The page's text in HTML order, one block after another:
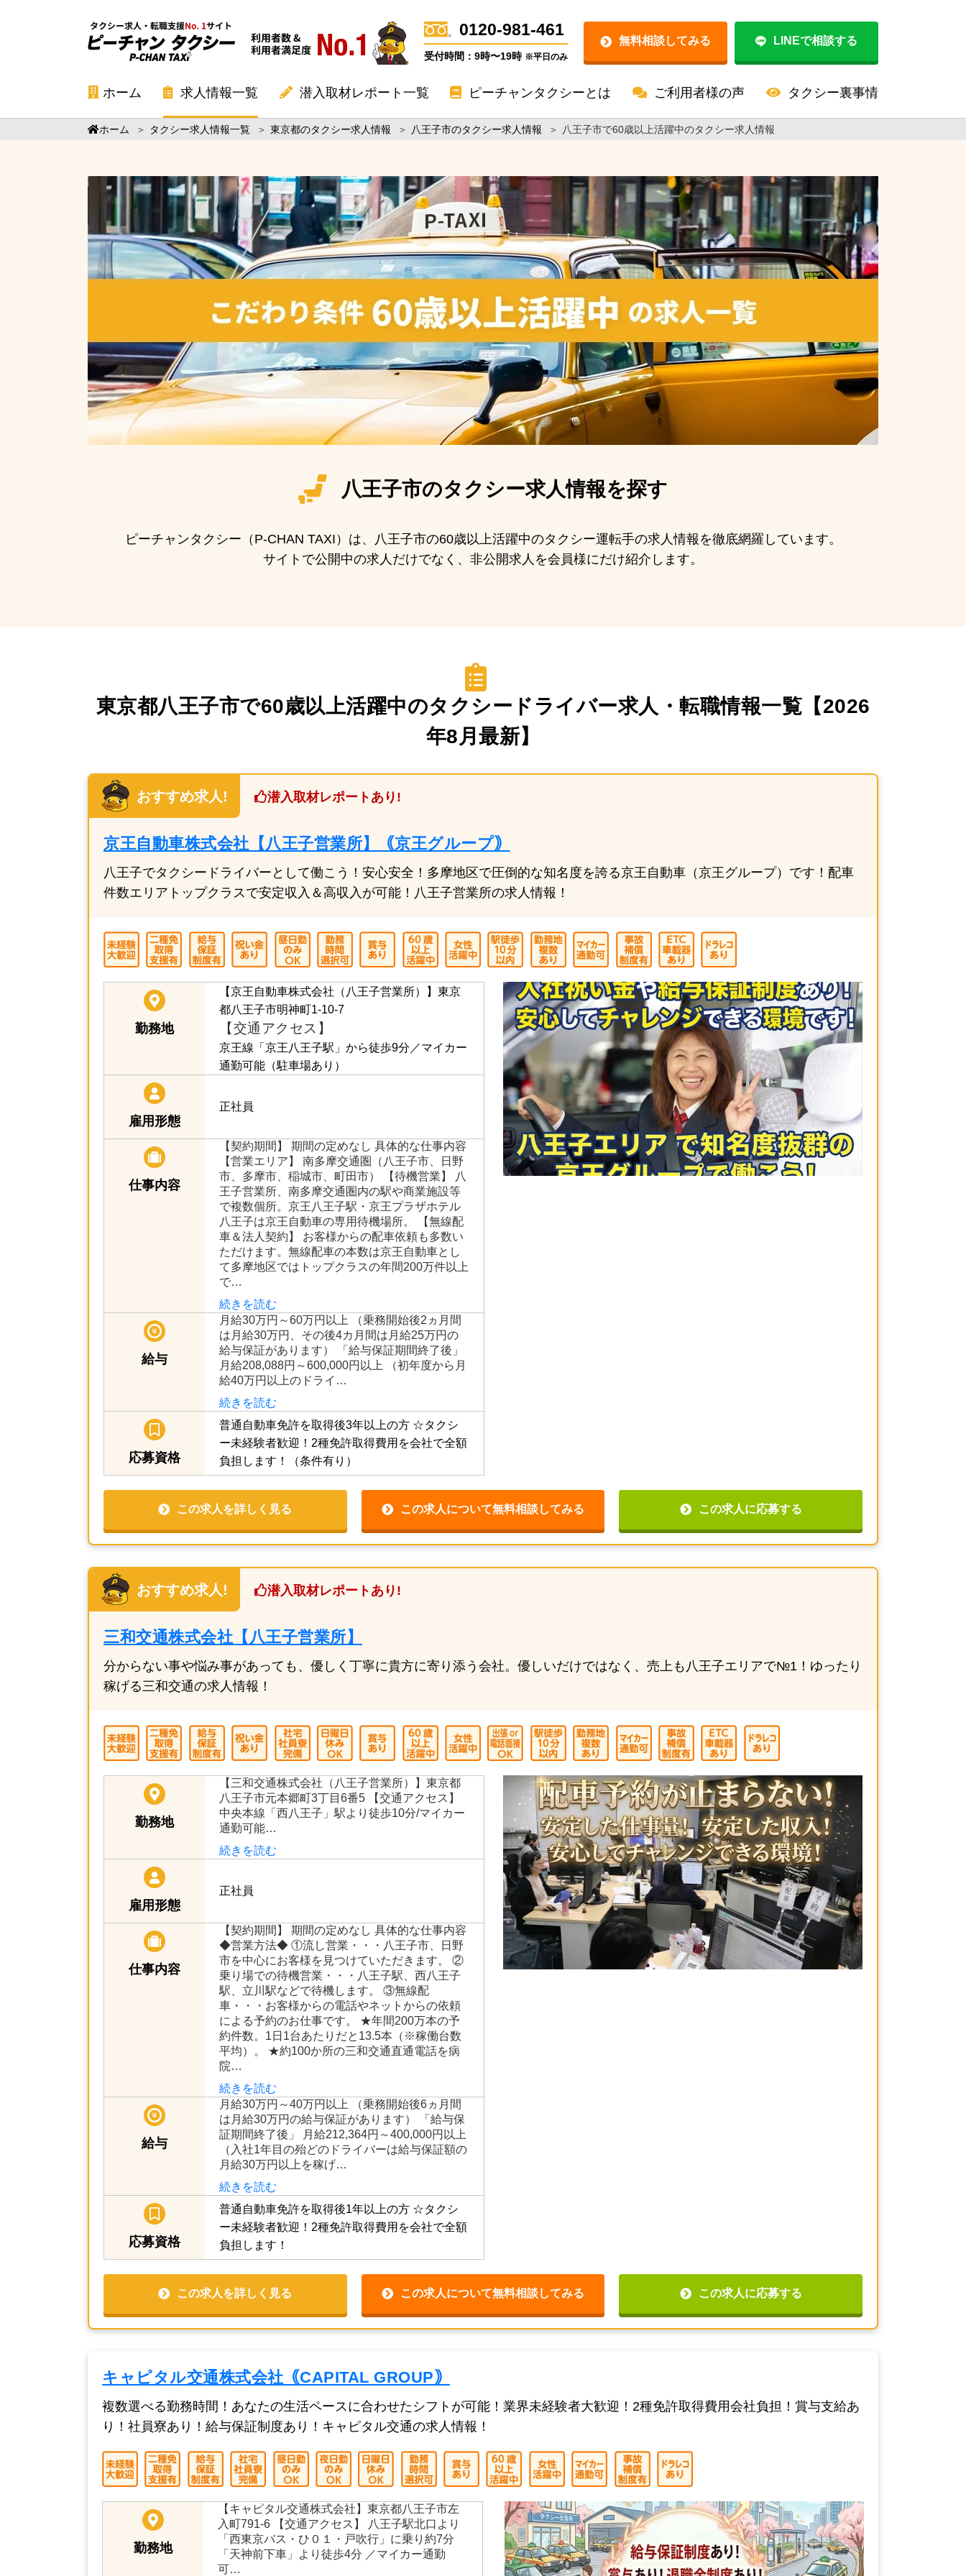
0120-981-461
受付時間：9時〜19時 ※平日のみ
無料相談してみる LINEで相談する
ホーム 求人情報一覧 潜入取材レポート一覧 ピーチャンタクシーとは ご利用者様の声 タクシー裏事情
ホーム ＞ タクシー求人情報一覧 ＞ 東京都のタクシー求人情報 ＞ 八王子市のタクシー求人情報 ＞ 八王子市で60歳以上活躍中のタクシー求人情報
八王子市のタクシー求人情報を探す
ピーチャンタクシー（P-CHAN TAXI）は、八王子市の60歳以上活躍中のタクシー運転手の求人情報を徹底網羅しています。
サイトで公開中の求人だけでなく、非公開求人を会員様にだけ紹介します。
東京都八王子市で60歳以上活躍中のタクシードライバー求人・転職情報一覧【2026
年8月最新】
おすすめ求人! 潜入取材レポートあり!
京王自動車株式会社【八王子営業所】｟京王グループ｠
八王子でタクシードライバーとして働こう！安心安全！多摩地区で圧倒的な知名度を誇る京王自動車（京王グループ）です！配車
件数エリアトップクラスで安定収入＆高収入が可能！八王子営業所の求人情報！
勤務地
【京王自動車株式会社（八王子営業所）】東京
都八王子市明神町1-10-7
【交通アクセス】
京王線「京王八王子駅」から徒歩9分／マイカー
通勤可能（駐車場あり）
雇用形態
正社員
仕事内容
【契約期間】 期間の定めなし 具体的な仕事内容
【営業エリア】 南多摩交通圏（八王子市、日野
市、多摩市、稲城市、町田市） 【待機営業】 八
王子営業所、南多摩交通圏内の駅や商業施設等
で複数個所。京王八王子駅・京王プラザホテル
八王子は京王自動車の専用待機場所。 【無線配
車＆法人契約】 お客様からの配車依頼も多数い
ただけます。無線配車の本数は京王自動車とし
て多摩地区ではトップクラスの年間200万件以上
で…
続きを読む
給与
月給30万円～60万円以上 （乗務開始後2ヵ月間
は月給30万円、その後4カ月間は月給25万円の
給与保証があります） 「給与保証期間終了後」
月給208,088円～600,000円以上 （初年度から月
給40万円以上のドライ…
続きを読む
応募資格
普通自動車免許を取得後3年以上の方 ☆タクシ
ー未経験者歓迎！2種免許取得費用を会社で全額
負担します！（条件有り）
この求人を詳しく見る この求人について無料相談してみる この求人に応募する
おすすめ求人! 潜入取材レポートあり!
三和交通株式会社【八王子営業所】
分からない事や悩み事があっても、優しく丁寧に貴方に寄り添う会社。優しいだけではなく、売上も八王子エリアで№1！ゆったり
稼げる三和交通の求人情報！
勤務地
【三和交通株式会社（八王子営業所）】東京都
八王子市元本郷町3丁目6番5 【交通アクセス】
中央本線「西八王子」駅より徒歩10分/マイカー
通勤可能…
続きを読む
雇用形態
正社員
仕事内容
【契約期間】 期間の定めなし 具体的な仕事内容
◆営業方法◆ ①流し営業・・・八王子市、日野
市を中心にお客様を見つけていただきます。 ②
乗り場での待機営業・・・八王子駅、西八王子
駅、立川駅などで待機します。 ③無線配
車・・・お客様からの電話やネットからの依頼
による予約のお仕事です。 ★年間200万本の予
約件数。1日1台あたりだと13.5本（※稼働台数
平均）。 ★約100か所の三和交通直通電話を病
院…
続きを読む
給与
月給30万円～40万円以上 （乗務開始後6ヵ月間
は月給30万円の給与保証があります） 「給与保
証期間終了後」 月給212,364円～400,000円以上
（入社1年目の殆どのドライバーは給与保証額の
月給30万円以上を稼げ…
続きを読む
応募資格
普通自動車免許を取得後1年以上の方 ☆タクシ
ー未経験者歓迎！2種免許取得費用を会社で全額
負担します！
この求人を詳しく見る この求人について無料相談してみる この求人に応募する
キャピタル交通株式会社｟CAPITAL GROUP｠
複数選べる勤務時間！あなたの生活ペースに合わせたシフトが可能！業界未経験者大歓迎！2種免許取得費用会社負担！賞与支給あ
り！社員寮あり！給与保証制度あり！キャピタル交通の求人情報！
勤務地
【キャピタル交通株式会社】東京都八王子市左
入町791-6 【交通アクセス】 八王子駅北口より
「西東京バス・ひ０１・戸吹行」に乗り約7分
「天神前下車」より徒歩4分 ／マイカー通勤
可…